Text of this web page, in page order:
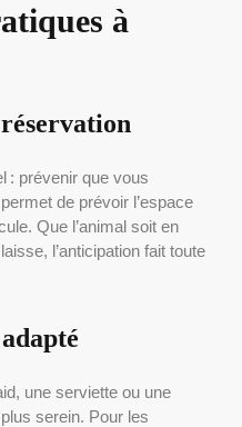
à
: prévenir que vous
de prévoir l’espace
Que l’animal soit en
l’anticipation fait toute
une serviette ou une
serein. Pour les